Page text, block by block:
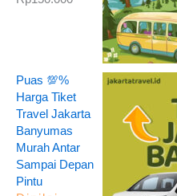
Puas 💯%
Harga Tiket
Travel Jakarta
Banyumas
Murah Antar
Sampai Depan
Pintu